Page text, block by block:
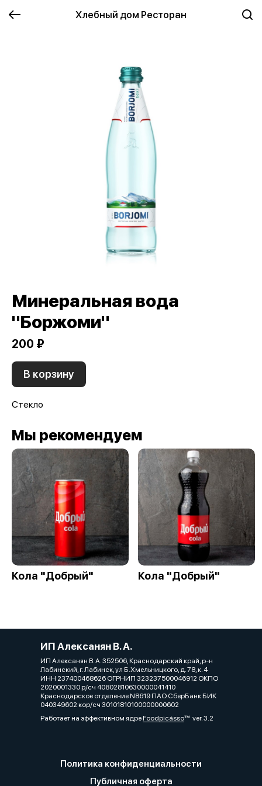
Хлебный дом Ресторан
Минеральная вода
"Боржоми"
200 ₽
В корзину
Стекло
Мы рекомендуем
Кола "Добрый" Кола "Добрый"
ИП Алексанян В. А.
ИП Алексанян В. А. 352506, Краснодарский край, р-н
Лабинский, г. Лабинск, ул Б.Хмельницкого, д. 78, к. 4
ИНН 237400468626 ОГРНИП 323237500046912 ОКПО
2020001330 р/сч 40802810630000041410
Краснодарское отделение N8619 ПАО СберБанк БИК
040349602 кор/сч 30101810100000000602
Работает на эффективном ядреFoodpicássover. 3.2
Политика конфиденциальности
Публичная оферта